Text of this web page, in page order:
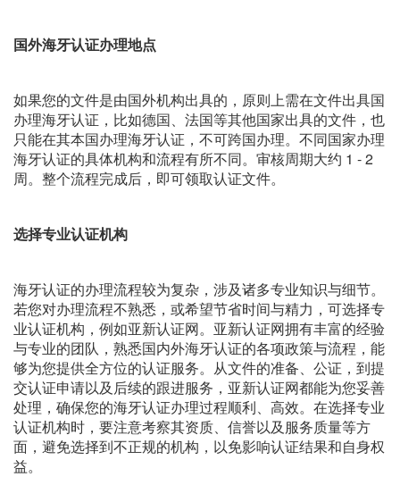
国外海牙认证办理地点
如果您的文件是由国外机构出具的，原则上需在文件出具国
办理海牙认证，比如德国、法国等其他国家出具的文件，也
只能在其本国办理海牙认证，不可跨国办理。不同国家办理
海牙认证的具体机构和流程有所不同。审核周期大约 1 - 2
周。整个流程完成后，即可领取认证文件。
选择专业认证机构
海牙认证的办理流程较为复杂，涉及诸多专业知识与细节。
若您对办理流程不熟悉，或希望节省时间与精力，可选择专
业认证机构，例如亚新认证网。亚新认证网拥有丰富的经验
与专业的团队，熟悉国内外海牙认证的各项政策与流程，能
够为您提供全方位的认证服务。从文件的准备、公证，到提
交认证申请以及后续的跟进服务，亚新认证网都能为您妥善
处理，确保您的海牙认证办理过程顺利、高效。在选择专业
认证机构时，要注意考察其资质、信誉以及服务质量等方
面，避免选择到不正规的机构，以免影响认证结果和自身权
益。